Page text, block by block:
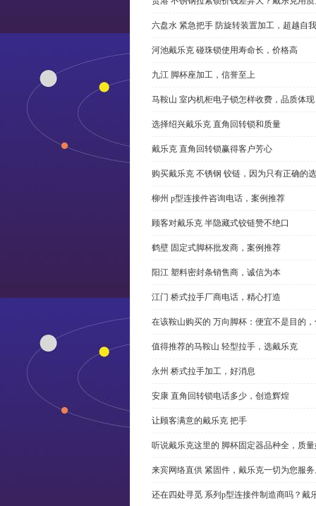
六盘水 紧急把手 防旋转装置加工，超越自我
河池戴乐克 碰珠锁使用寿命长，价格高
九江 脚杯座加工，信誉至上
马鞍山 室内机柜电子锁怎样收费，品质体现
选择绍兴戴乐克 直角回转锁和质量
戴乐克 直角回转锁赢得客户芳心
购买戴乐克 不锈钢 铰链，因为只有正确的
柳州 p型连接件咨询电话，案例推荐
顾客对戴乐克 半隐藏式铰链赞不绝口
鹤壁 固定式脚杯批发商，案例推荐
阳江 塑料密封条销售商，诚信为本
江门 桥式拉手厂商电话，精心打造
在该鞍山购买的 万向脚杯：便宜不是目的
值得推荐的马鞍山 轻型拉手，选戴乐克
永州 桥式拉手加工，好消息
安康 直角回转锁电话多少，创造辉煌
让顾客满意的戴乐克 把手
听说戴乐克这里的 脚杯固定器品种全，质
来宾网络直供 紧固件，戴乐克一切为您服
还在四处寻觅 系列p型连接件制造商吗？戴